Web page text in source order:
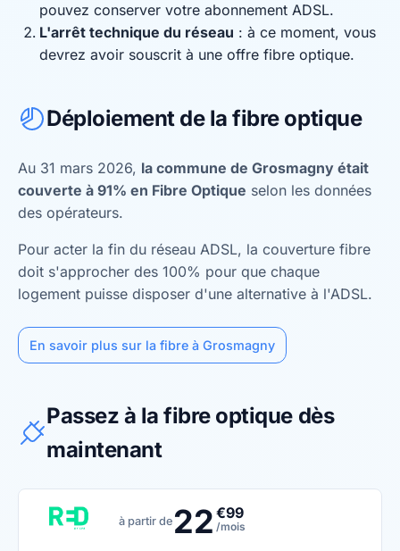
pouvez conserver votre abonnement ADSL.
L'arrêt technique du réseau : à ce moment, vous
devrez avoir souscrit à une offre fibre optique.
Déploiement de la fibre optique
Au 31 mars 2026, la commune de Grosmagny était
couverte à 91% en Fibre Optique selon les données
des opérateurs.
Pour acter la fin du réseau ADSL, la couverture fibre
doit s'approcher des 100% pour que chaque
logement puisse disposer d'une alternative à l'ADSL.
En savoir plus sur la fibre à Grosmagny
Passez à la fibre optique dès
maintenant
à partir de 22 €99
/mois